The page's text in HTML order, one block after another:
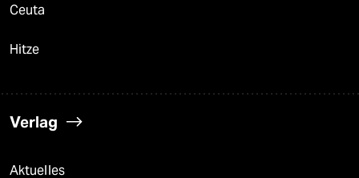
Ceuta
Hitze
Verlag
Aktuelles